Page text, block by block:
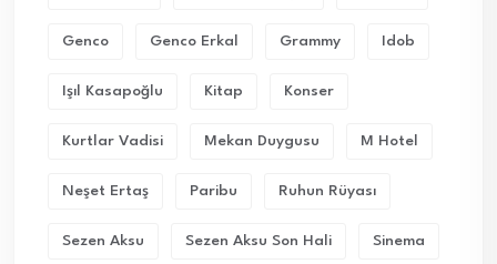
Genco Genco Erkal Grammy Idob
Işıl Kasapoğlu Kitap Konser
Kurtlar Vadisi Mekan Duygusu M Hotel
Neşet Ertaş Paribu Ruhun Rüyası
Sezen Aksu Sezen Aksu Son Hali Sinema